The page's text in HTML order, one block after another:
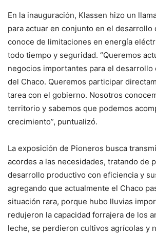
En la inauguración, Klassen hizo un
para actuar en conjunto en el desarrollo
conoce de limitaciones en energía
todo tiempo y seguridad. “Queremos
negocios importantes para el
del Chaco. Queremos participar
tarea con el gobierno. Nosotros
territorio y sabemos que podemos
crecimiento”, puntualizó.
La exposición de Pioneros busca
acordes a las necesidades, tratando de
desarrollo productivo con eficiencia y
agregando que actualmente el Chaco
situación rara, porque hubo lluvias
redujeron la capacidad forrajera de los
leche, se perdieron cultivos agrícolas y